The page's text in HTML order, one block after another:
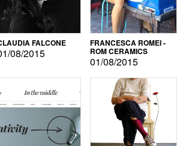
FALCONE
08/2015
FRANCESCA ROMEI -
ROM CERAMICS
01/08/2015